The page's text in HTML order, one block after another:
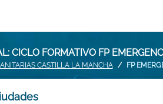
CICLO FORMATIVO FP
CASTILLA LA MANCHA FP